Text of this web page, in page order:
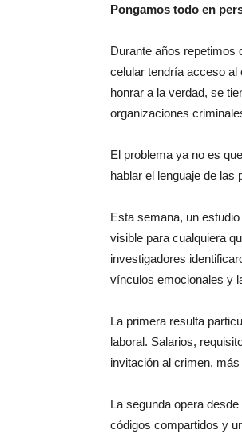
Pongamos todo en
Durante años repetimos
celular tendría acceso al
honrar a la verdad, se
organizaciones
El problema ya no es
hablar el lenguaje de
Esta semana, un
visible para cualquiera
investigadores
vínculos emocionales y
La primera resulta
laboral. Salarios,
invitación al crimen,
La segunda opera
códigos compartidos y